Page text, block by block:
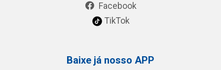
Facebook
TikTok
Baixe já nosso APP